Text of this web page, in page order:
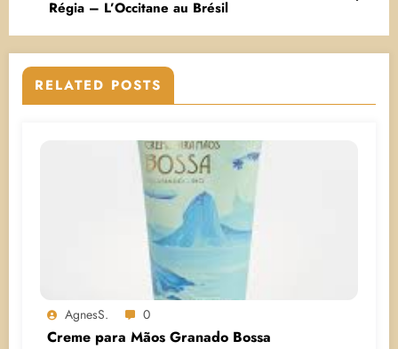
Régia – L’Occitane au Brésil
RELATED POSTS
AgnesS. 0
Creme para Mãos Granado Bossa